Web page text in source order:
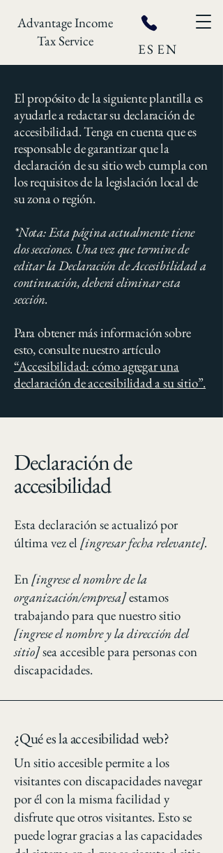
Advantage Income
Tax Service
ES EN
El propósito de la siguiente plantilla es
ayudarle a redactar su declaración de
accesibilidad. Tenga en cuenta que es
responsable de garantizar que la
declaración de su sitio web cumpla con
los requisitos de la legislación local de
su zona o región.
*Nota: Esta página actualmente tiene
dos secciones. Una vez que termine de
editar la Declaración de Accesibilidad a
continuación, deberá eliminar esta
sección.
Para obtener más información sobre
esto, consulte nuestro artículo
“Accesibilidad: cómo agregar una
declaración de accesibilidad a su sitio”.
Declaración de
accesibilidad
Esta declaración se actualizó por
última vez el [ingresar fecha relevante].
En[ingrese el nombre de la
organización/empresa]estamos
trabajando para que nuestro sitio
[ingrese el nombre y la dirección del
sitio]sea accesible para personas con
discapacidades.
¿Qué es la accesibilidad web?
Un sitio accesible permite a los
visitantes con discapacidades navegar
por él con la misma facilidad y
disfrute que otros visitantes. Esto se
puede lograr gracias a las capacidades